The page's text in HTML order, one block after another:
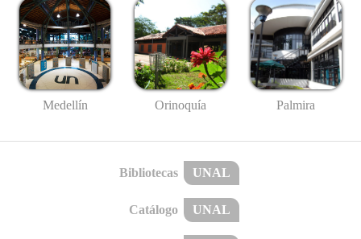
Medellín Orinoquía Palmira
Bibliotecas UNAL
Catálogo UNAL